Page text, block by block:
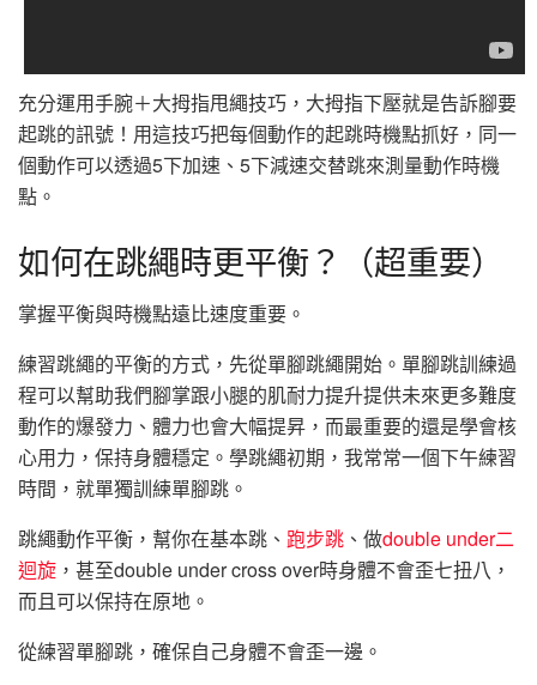
充分運用手腕＋大拇指甩繩技巧，大拇指下壓就是告訴腳要
起跳的訊號！用這技巧把每個動作的起跳時機點抓好，同一
個動作可以透過5下加速、5下減速交替跳來測量動作時機
點。
如何在跳繩時更平衡？（超重要）
掌握平衡與時機點遠比速度重要。
練習跳繩的平衡的方式，先從單腳跳繩開始。單腳跳訓練過
程可以幫助我們腳掌跟小腿的肌耐力提升提供未來更多難度
動作的爆發力、體力也會大幅提昇，而最重要的還是學會核
心用力，保持身體穩定。學跳繩初期，我常常一個下午練習
時間，就單獨訓練單腳跳。
跳繩動作平衡，幫你在基本跳、 跑步跳 、做double under二
迴旋 ，甚至double under cross over時身體不會歪七扭八，
而且可以保持在原地。
從練習單腳跳，確保自己身體不會歪一邊。